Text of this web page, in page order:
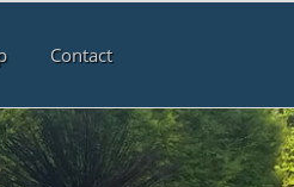
Contact